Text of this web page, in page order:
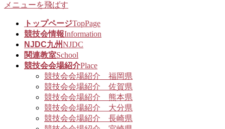
メニューを飛ばす
トップページTopPage
競技会情報Information
NJDC九州NJDC
関連教室School
競技会会場紹介Place
競技会会場紹介 福岡県
競技会会場紹介 佐賀県
競技会会場紹介 熊本県
競技会会場紹介 大分県
競技会会場紹介 長崎県